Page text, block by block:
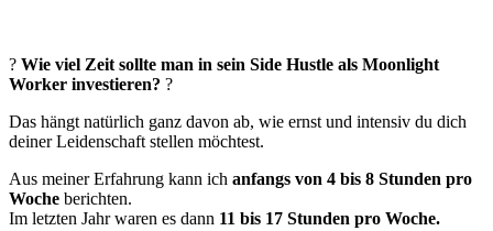
? Wie viel Zeit sollte man in sein Side Hustle als Moonlight
Worker investieren? ?
Das hängt natürlich ganz davon ab, wie ernst und intensiv du dich
deiner Leidenschaft stellen möchtest.
Aus meiner Erfahrung kann ich anfangs von 4 bis 8 Stunden pro
Woche berichten.
Im letzten Jahr waren es dann 11 bis 17 Stunden pro Woche.